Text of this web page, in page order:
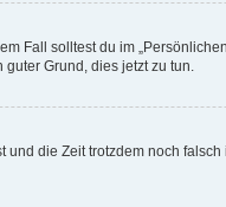
Fall solltest du im
Grund, dies jetzt zu tun.
die Zeit trotzdem noch